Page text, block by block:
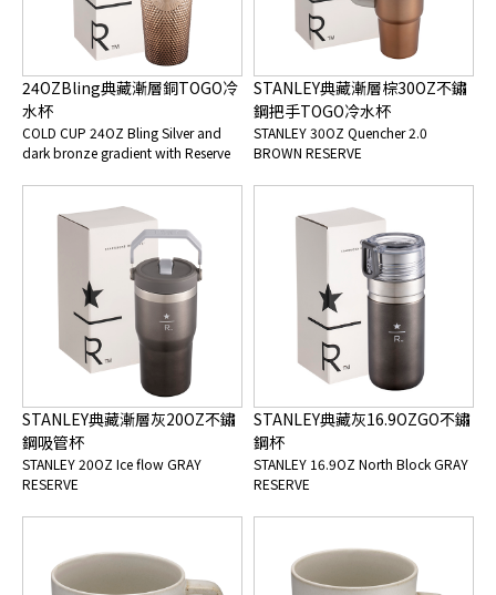
24OZBling典藏漸層銅TOGO冷
水杯
COLD CUP 24OZ Bling Silver and
dark bronze gradient with Reserve
STANLEY典藏漸層棕30OZ不鏽
鋼把手TOGO冷水杯
STANLEY 30OZ Quencher 2.0
BROWN RESERVE
STANLEY典藏漸層灰20OZ不鏽
鋼吸管杯
STANLEY 20OZ Ice flow GRAY
RESERVE
STANLEY典藏灰16.9OZGO不鏽
鋼杯
STANLEY 16.9OZ North Block GRAY
RESERVE